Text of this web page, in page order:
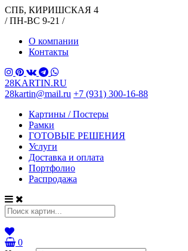
СПБ, КИРИШСКАЯ 4
/ ПН-ВС 9-21 /
О компании
Контакты
28KARTIN.RU
28kartin@mail.ru +7 (931) 300-16-88
Картины / Постеры
Рамки
ГОТОВЫЕ РЕШЕНИЯ
Услуги
Доставка и оплата
Портфолио
Распродажа
0